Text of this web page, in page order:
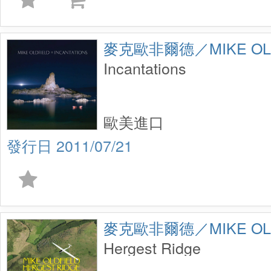
麥克歐非爾德／MIKE
Incantations
2011/07/21
歐美進口
麥克歐非爾德／MIKE
Hergest Ridge